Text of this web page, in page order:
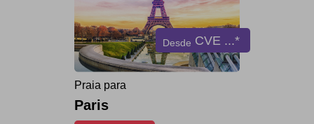
Desde CVE ...*
Praia para
Paris